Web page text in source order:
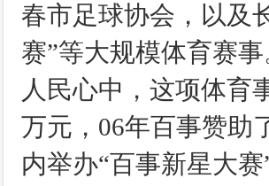
春市足球协会，以及
赛”等大规模体育赛
人民心中，这项体育
万元，06年百事赞助
内举办“百事新星大